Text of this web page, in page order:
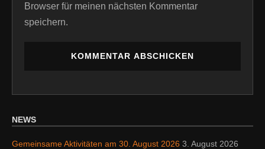
Browser für meinen nächsten Kommentar
speichern.
NEWS
Gemeinsame Aktivitäten am 30. August 2026 3. August 2026